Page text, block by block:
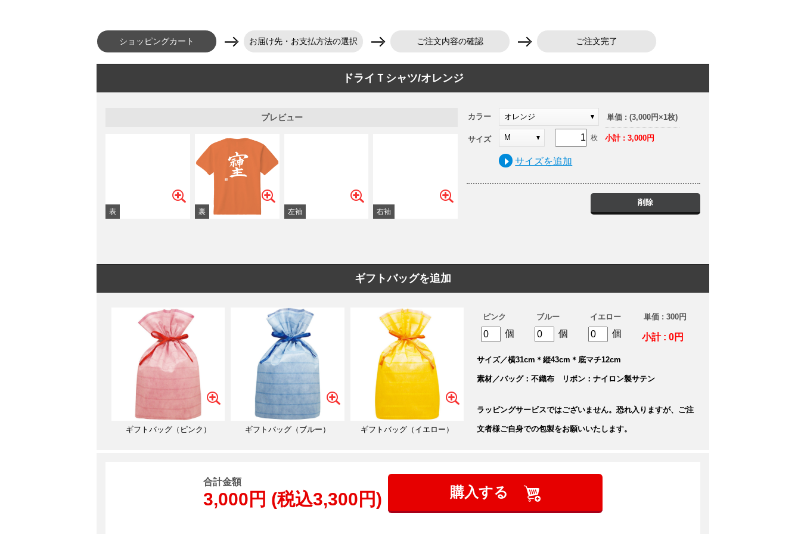
ショッピングカート お届け先・お支払方法の選択 ご注文内容の確認 ご注文完了
ドライＴシャツ/オレンジ
プレビュー カラー オレンジ
M 枚
サイズ
サイズを追加
単価 : (3,000円×1枚)
小計 : 3,000円
削除
ギフトバッグを追加
ギフトバッグ（ピンク） ギフトバッグ（ブルー） ギフトバッグ（イエロー）
ピンク
個
ブルー
個
イエロー
個
単価 : 300円
小計 : 0円
サイズ／横31cm＊縦43cm＊底マチ12cm
素材／バッグ：不織布 リボン：ナイロン製サテン
ラッピングサービスではございません。恐れ入りますが、ご注
文者様ご自身での包製をお願いいたします。
合計金額
3,000円 (税込3,300円) 購入する